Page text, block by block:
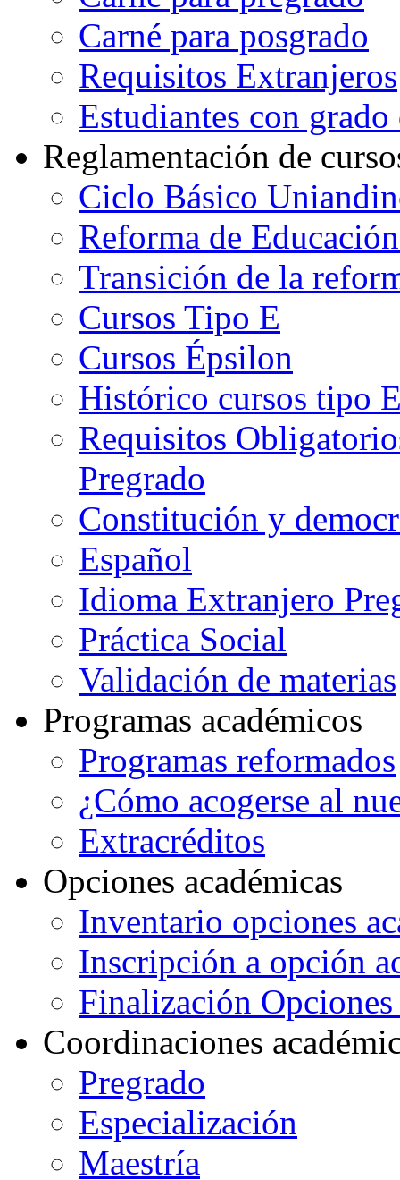
Carné para posgrado
Requisitos Extranjeros
Estudiantes con
Reglamentación de
Ciclo Básico
Reforma de
Transición de la
Cursos Tipo E
Cursos Épsilon
Histórico cursos tipo
Requisitos
Pregrado
Constitución y
Español
Idioma Extranjero
Práctica Social
Validación de materias
Programas académicos
Programas reformados
¿Cómo acogerse al
Extracréditos
Opciones académicas
Inventario opciones
Inscripción a opción
Finalización Opciones
Coordinaciones
Pregrado
Especialización
Maestría